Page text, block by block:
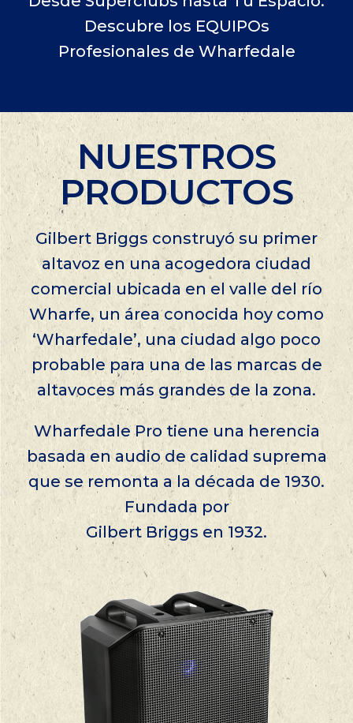
Descubre los EQUIPOs
Profesionales de Wharfedale
NUESTROS
PRODUCTOS
Gilbert Briggs construyó su primer
altavoz en una acogedora ciudad
comercial ubicada en el valle del río
Wharfe, un área conocida hoy como
‘Wharfedale’, una ciudad algo poco
probable para una de las marcas de
altavoces más grandes de la zona.
Wharfedale Pro tiene una herencia
basada en audio de calidad suprema
que se remonta a la década de 1930.
Fundada por
Gilbert Briggs en 1932.